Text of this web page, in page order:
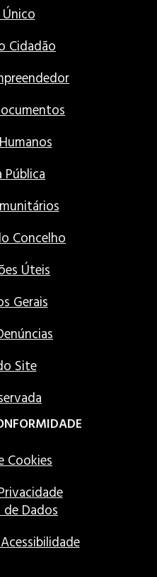
Cidadão
Concelho
Úteis
Gerais
Site
Cookies
Dados